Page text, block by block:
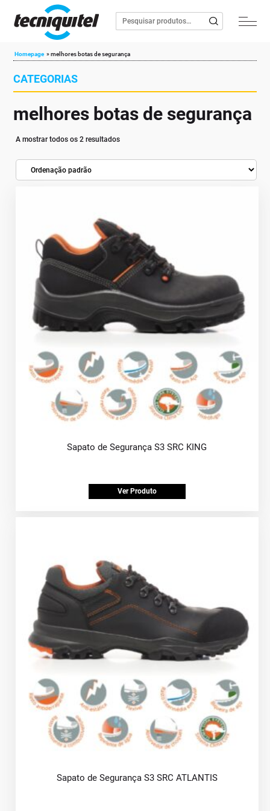
Homepage »melhores botas de segurança
CATEGORIAS
melhores botas de segurança
A mostrar todos os 2 resultados
Sapato de Segurança S3 SRC KING
Ver Produto
Sapato de Segurança S3 SRC ATLANTIS